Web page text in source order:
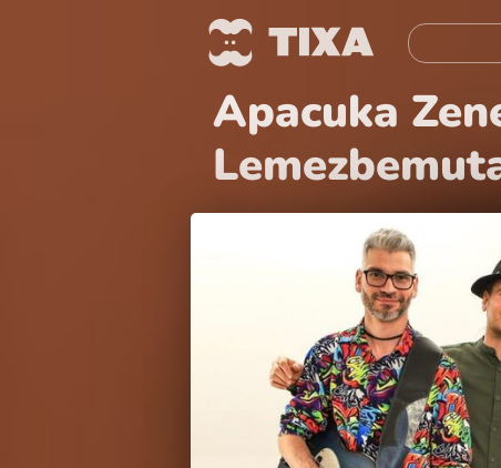
Apacuka